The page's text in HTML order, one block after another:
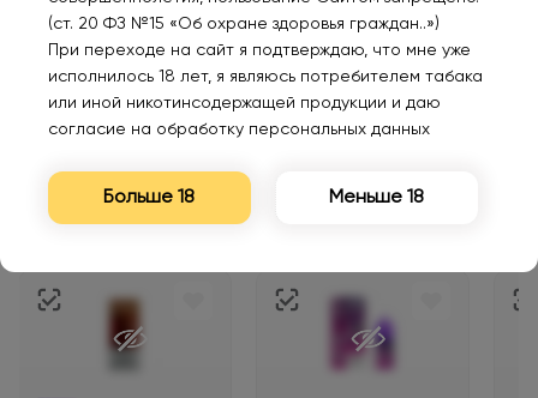
Уведомить
Персональные рекомендации
(ст. 20 ФЗ №15 «Об охране здоровья граждан..»)
При переходе на сайт я подтверждаю, что мне уже
исполнилось 18 лет, я являюсь потребителем табака
или иной никотинсодержащей продукции и даю
согласие на обработку персональных данных
Больше 18 Меньше 18